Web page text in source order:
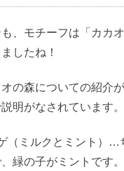
、モチーフは「カカ
したね！
の森についての紹介
明がなされています。
（ミルクとミント）…
緑の子がミントです